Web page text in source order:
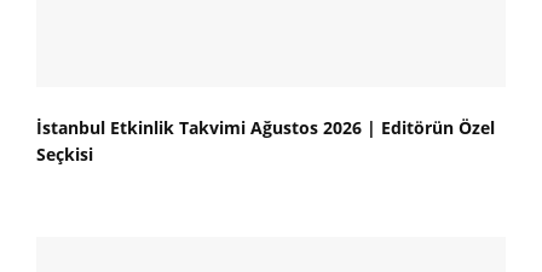
İstanbul Etkinlik Takvimi Ağustos 2026 | Editörün Özel
Seçkisi